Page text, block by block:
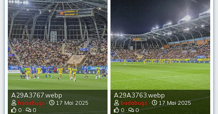
A29A3767.webp
badabugs
17 Mai 2025
0
0
A29A3763.webp
badabugs
17 Mai 2025
0
0